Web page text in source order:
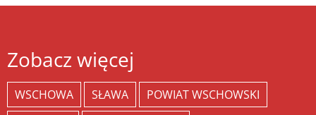
Zobacz więcej
WSCHOWA SŁAWA
POWIAT WSCHOWSKI